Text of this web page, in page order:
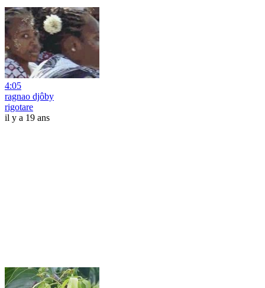
4:05
ragnao djôby
rigotare
il y a 19 ans